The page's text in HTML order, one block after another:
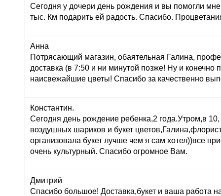
Сегодня у дочери день рождения и вы помогли
тыс. Км подарить ей радость. Спасибо.
Анна
Потрясающий магазин, обаятельная Галина,
доставка (в 7:50 и ни минутой позже! Ну и конечно
наисвежайшие цветы! Спасибо за качественно
Константин.
Сегодня день рождение ребенка,2 года.Утром,в 10,
воздушных шариков и букет
организовала букет лучше чем я сам хотел))все
очень культурный. Спасибо огромное Вам.
Дмитрий
Спасибо большое! Доставка,букет и ваша работа